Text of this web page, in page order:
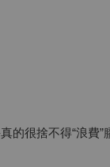
很捨不得“浪費”